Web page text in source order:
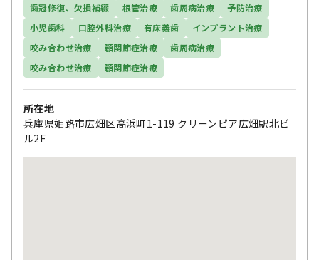
歯冠修復、欠損補綴 根管治療 歯周病治療
予防治療
小児歯科
口腔外科治療 有床義歯
インプラント治療
咬み合わせ治療
顎関節症治療
歯周病治療
咬み合わせ治療
顎関節症治療
所在地
兵庫県姫路市広畑区高浜町1-119 クリーンピア広畑駅北ビ
ル2F